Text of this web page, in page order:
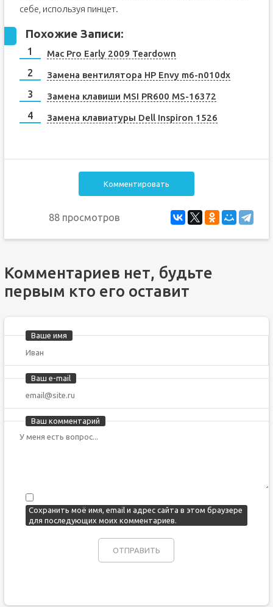
себе, используя пинцет.
Похожие Записи:
Mac Pro Early 2009 Teardown
Замена вентилятора HP Envy m6-n010dx
Замена клавиши MSI PR600 MS-16372
Замена клавиатуры Dell Inspiron 1526
Комментировать
88 просмотров
Комментариев нет, будьте
первым кто его оставит
Ваше имя
Ваш e-mail
Ваш комментарий
Сохранить моё имя, email и адрес сайта в этом браузере
для последующих моих комментариев.